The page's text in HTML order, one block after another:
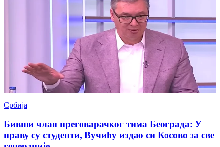
Србија
Бивши члан преговарачког тима Београда: У
праву су студенти, Вучићу издао си Косово за све